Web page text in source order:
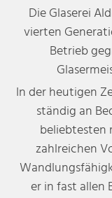
Die Glaserei
vierten
Betrieb
In der heutigen
ständig an
beliebtesten
zahlreichen
er in fast allen